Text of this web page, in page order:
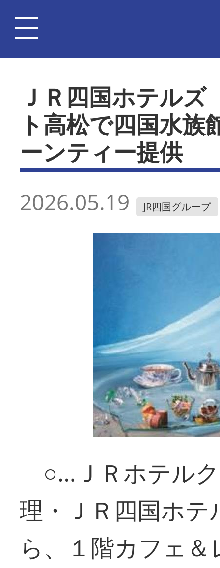
ＪＲ四国ホテル
ト高松で四国水
ーンティー提供
2026.05.19 JR四国グループ
○…ＪＲホテル
理・ＪＲ四国ホ
ら、１階カフェ